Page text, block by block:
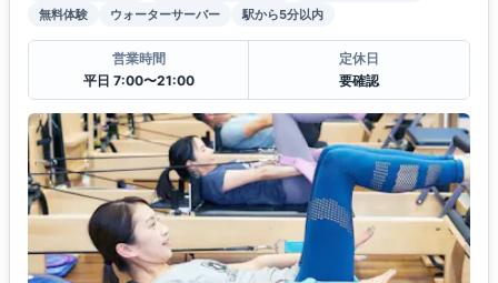
無料体験
ウォーターサーバー 駅から5分以内
営業時間
平日 7:00〜21:00
定休日
要確認